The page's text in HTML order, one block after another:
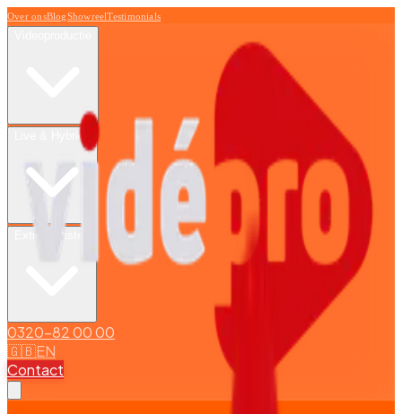
Over onsBlogShowreelTestimonials
Live & Hybride
0320-82 00 00
🇬🇧EN
Contact